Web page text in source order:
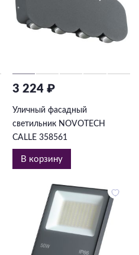
3 224 ₽
Уличный фасадный
светильник NOVOTECH
CALLE 358561
В корзину